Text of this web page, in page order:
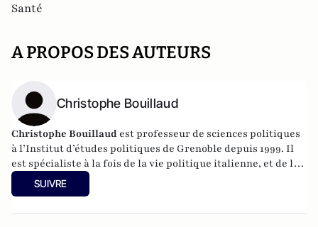
Santé
A PROPOS DES AUTEURS
Christophe Bouillaud
Christophe Bouillaud est professeur de sciences politiques
à l’Institut d’études politiques de Grenoble depuis 1999. Il
est spécialiste à la fois de la vie politique italienne, et de la
vie politique européenne, en particulier sous l’angle des
partis.
SUIVRE